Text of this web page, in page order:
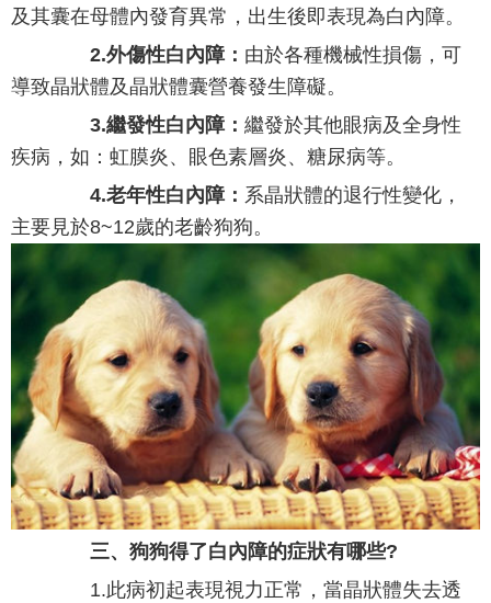
及其囊在母體內發育異常，出生後即表現為白內障。
2.外傷性白內障： 由於各種機械性損傷，可
導致晶狀體及晶狀體囊營養發生障礙。
3.繼發性白內障： 繼發於其他眼病及全身性
疾病，如：虹膜炎、眼色素層炎、糖尿病等。
4.老年性白內障： 系晶狀體的退行性變化，
主要見於8~12歲的老齡狗狗。
三、狗狗得了白內障的症狀有哪些?
1.此病初起表現視力正常，當晶狀體失去透